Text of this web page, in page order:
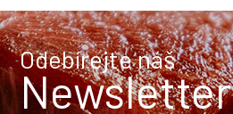
Odebírejte náš
Newsletter